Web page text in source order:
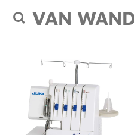
Ga
hoofdinhoud
VAN